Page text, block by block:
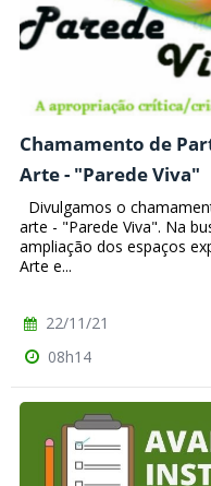
Chamamento de
Arte - "Parede Viva"
Divulgamos o
arte - "Parede Viva". Na
ampliação dos espaços
Arte e...
22/11/21
08h14